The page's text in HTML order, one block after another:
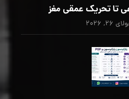
تا تحریک عمقی مغز
۲۶, ۲۰۲۶